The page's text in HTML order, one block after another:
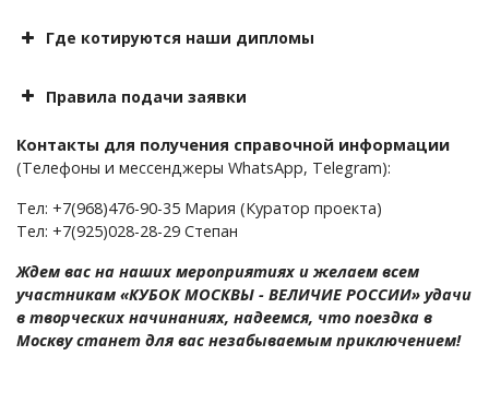
отъезда
КАВАЛЕР ОРДЕНА ТУРГЕНЕВА»
зарегистрирована в реестре наград РФ.
Грант в размере 120.000р
номера и серии
Где котируются наши дипломы
При запросах
портфолио.
Правила подачи заявки
Дождаться
Дождаться
Следовать
Контакты для получения справочной информации
(Телефоны и мессенджеры WhatsApp, Telegram):
Тел: +7(968)476-90-35 Мария (Куратор проекта)
Тел: +7(925)028-28-29 Степан
Ждем вас на наших мероприятиях и желаем всем
участникам «КУБОК МОСКВЫ - ВЕЛИЧИЕ РОССИИ» удачи
в творческих начинаниях, надеемся, что поездка в
Москву станет для вас незабываемым приключением!